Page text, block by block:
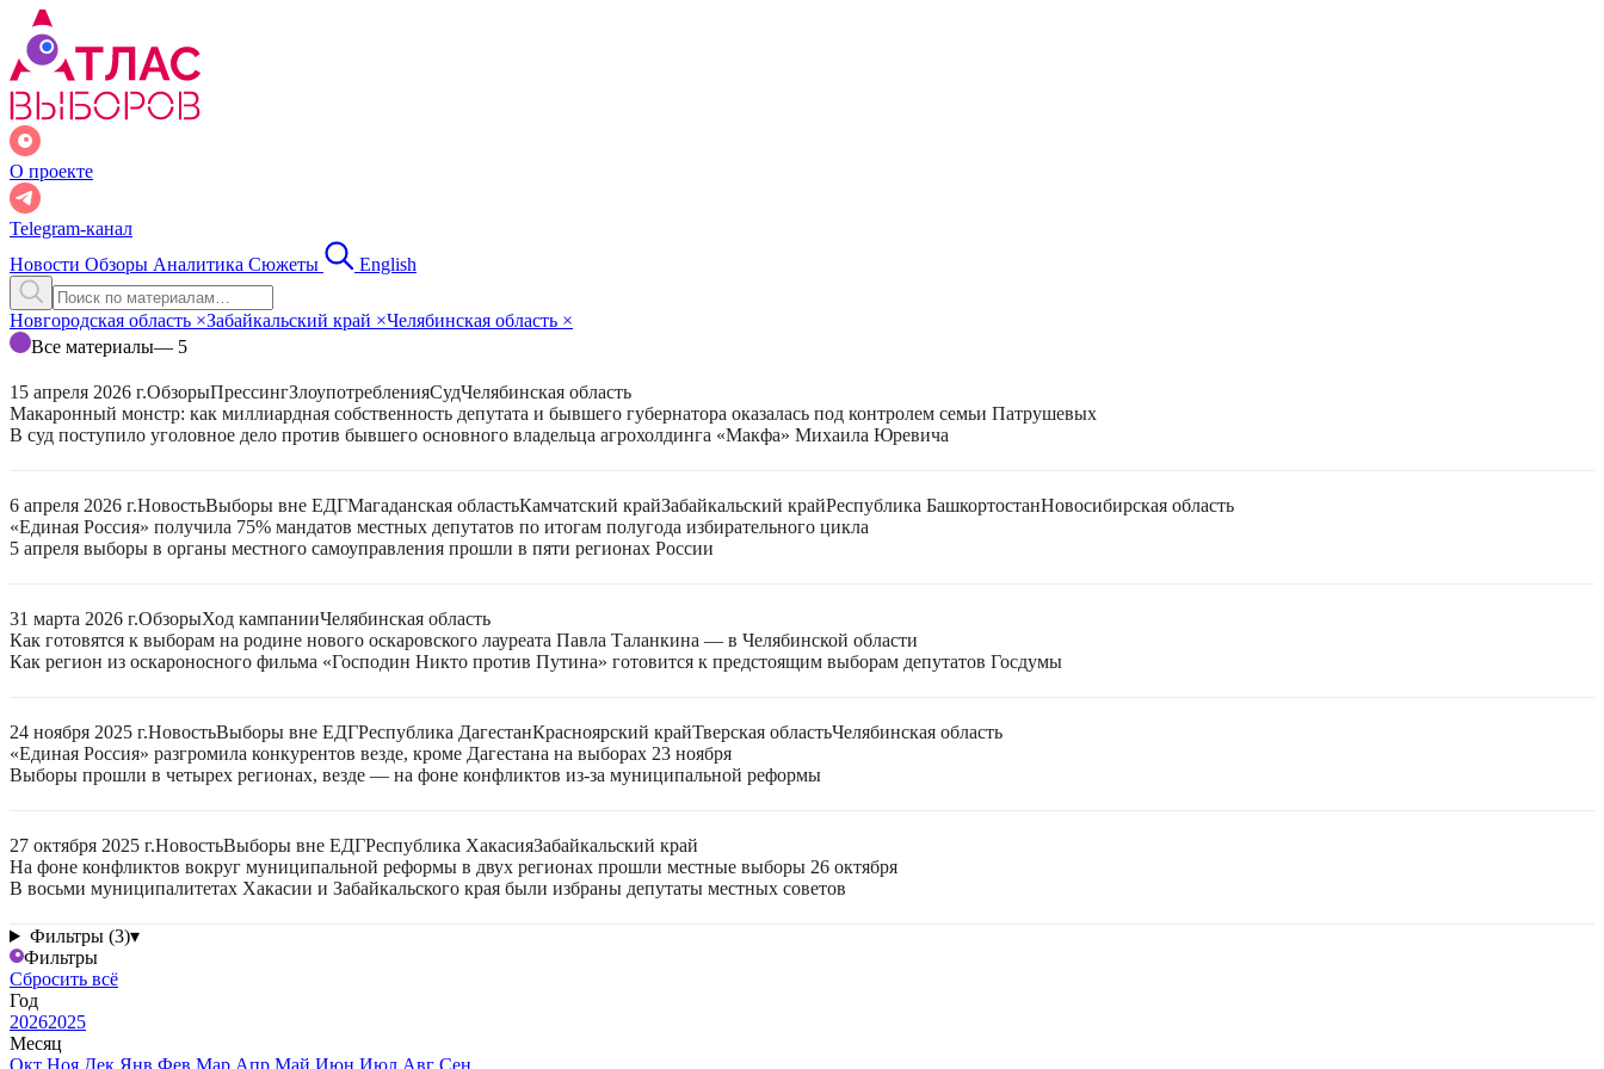
О проекте
Telegram-канал
Новости Обзоры Аналитика Сюжеты English
Новгородская область ×Забайкальский край ×Челябинская область ×
Все материалы— 5
15 апреля 2026 г.ОбзорыПрессингЗлоупотребленияСудЧелябинская область
Макаронный монстр: как миллиардная собственность депутата и бывшего губернатора оказалась под контролем семьи Патрушевых
В суд поступило уголовное дело против бывшего основного владельца агрохолдинга «Макфа» Михаила Юревича
6 апреля 2026 г.НовостьВыборы вне ЕДГМагаданская областьКамчатский крайЗабайкальский крайРеспублика БашкортостанНовосибирская область
«Единая Россия» получила 75% мандатов местных депутатов по итогам полугода избирательного цикла
5 апреля выборы в органы местного самоуправления прошли в пяти регионах России
31 марта 2026 г.ОбзорыХод кампанииЧелябинская область
Как готовятся к выборам на родине нового оскаровского лауреата Павла Таланкина — в Челябинской области
Как регион из оскароносного фильма «Господин Никто против Путина» готовится к предстоящим выборам депутатов Госдумы
24 ноября 2025 г.НовостьВыборы вне ЕДГРеспублика ДагестанКрасноярский крайТверская областьЧелябинская область
«Единая Россия» разгромила конкурентов везде, кроме Дагестана на выборах 23 ноября
Выборы прошли в четырех регионах, везде — на фоне конфликтов из-за муниципальной реформы
27 октября 2025 г.НовостьВыборы вне ЕДГРеспублика ХакасияЗабайкальский край
На фоне конфликтов вокруг муниципальной реформы в двух регионах прошли местные выборы 26 октября
В восьми муниципалитетах Хакасии и Забайкальского края были избраны депутаты местных советов
Фильтры (3)▾
Фильтры
Сбросить всё
Год
20262025
Месяц
Окт Ноя Дек Янв Фев Мар Апр Май Июн Июл Авг Сен